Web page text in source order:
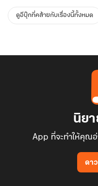
ดูอีบุ๊กที่คล้ายกับเรื่องนี้ทั้งหมด
นิย
App ที่จะทำให้คุณ
ดา